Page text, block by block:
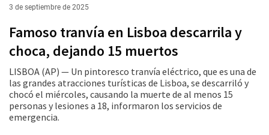
3 de septiembre de 2025
Famoso tranvía en Lisboa descarrila y
choca, dejando 15 muertos
LISBOA (AP) — Un pintoresco tranvía eléctrico, que es una de
las grandes atracciones turísticas de Lisboa, se descarriló y
chocó el miércoles, causando la muerte de al menos 15
personas y lesiones a 18, informaron los servicios de
emergencia.